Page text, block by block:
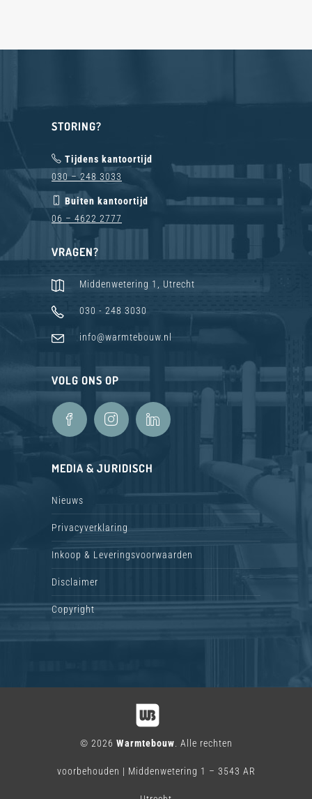
STORING?
Tijdens kantoortijd
030 – 248 3033
Buiten kantoortijd
06 – 4622 2777
VRAGEN?
Middenwetering 1, Utrecht
030 - 248 3030
info@warmtebouw.nl
VOLG ONS OP
MEDIA & JURIDISCH
Nieuws
Privacyverklaring
Inkoop & Leveringsvoorwaarden
Disclaimer
Copyright
© 2026 Warmtebouw . Alle rechten
voorbehouden | Middenwetering 1 – 3543 AR